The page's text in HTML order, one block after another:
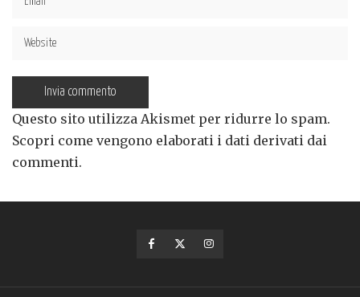
Questo sito utilizza Akismet per ridurre lo spam.
Scopri come vengono elaborati i dati derivati dai
commenti.